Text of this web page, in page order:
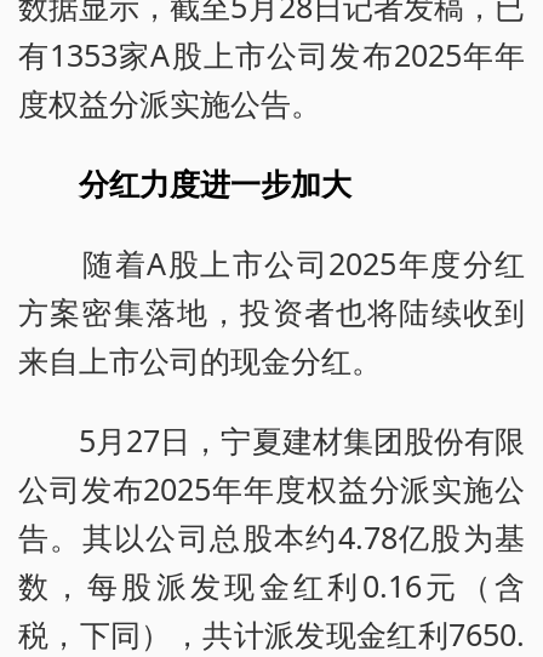
有1353家A股上市公司发布2025年年
度权益分派实施公告。
分红力度进一步加大
随着A股上市公司2025年度分红
方案密集落地，投资者也将陆续收到
来自上市公司的现金分红。
5月27日，宁夏建材集团股份有限
公司发布2025年年度权益分派实施公
告。其以公司总股本约4.78亿股为基
数，每股派发现金红利0.16元（含
税，下同），共计派发现金红利7650.